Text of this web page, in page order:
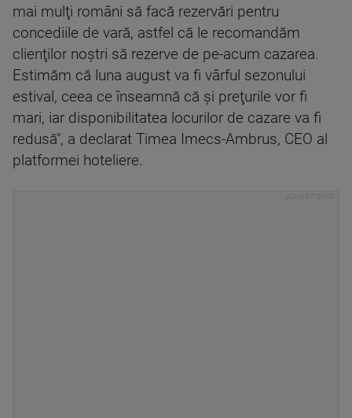
mai mulţi români să facă rezervări pentru
concediile de vară, astfel că le recomandăm
clienţilor noştri să rezerve de pe-acum cazarea.
Estimăm că luna august va fi vârful sezonului
estival, ceea ce înseamnă că şi preţurile vor fi
mari, iar disponibilitatea locurilor de cazare va fi
redusă", a declarat Timea Imecs-Ambrus, CEO al
platformei hoteliere.